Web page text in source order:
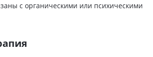
с органическими или психическими